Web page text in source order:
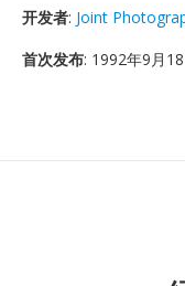
开发者: Joint
首次发布: 1992年9月